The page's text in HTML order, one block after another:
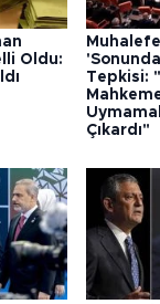
Oldu:
Tepkisi:
Çıkardı"